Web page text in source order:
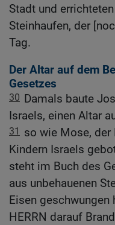
Stadt und
Steinhaufen, der
Tag.
Der Altar auf dem
Gesetzes
30 Damals baute
Israels, einen Altar
31
so wie Mose, der
Kindern Israels
steht im Buch des
aus unbehauenen
Eisen geschwungen
HERRN darauf